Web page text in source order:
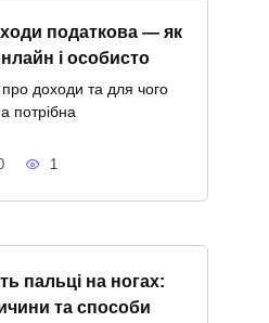
податкова — як
і особисто
доходи та для чого
потрібна
1
пальці на ногах:
та способи